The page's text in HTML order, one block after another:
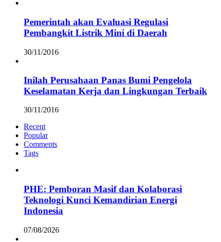
Pemerintah akan Evaluasi Regulasi
Pembangkit Listrik Mini di Daerah
30/11/2016
Inilah Perusahaan Panas Bumi Pengelola
Keselamatan Kerja dan Lingkungan Terbaik
30/11/2016
Recent
Popular
Comments
Tags
PHE: Pemboran Masif dan Kolaborasi
Teknologi Kunci Kemandirian Energi
Indonesia
07/08/2026